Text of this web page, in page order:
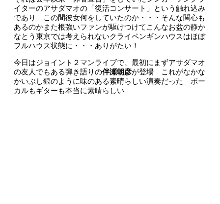
イターのアサダマオの「復活コンサート」という触れ込み
であり この間彼女何をしていたのか・・・そんな関心も
あるのかまた根強いファンが駆けつけてこんなお盆の静か
なとう東京では考えられないクライペンギンハウスはほぼ
フルハウス状態に・・・ありがたい！
今日はジョイント２マンライブで、最初にまずアサダマオ
の友人でもある弾き語りの伴瀬朝彦が登場 これがなかな
かいぶし銀のように味のある素晴らしい演奏だった ボー
カルもギターも本当に素晴らしい